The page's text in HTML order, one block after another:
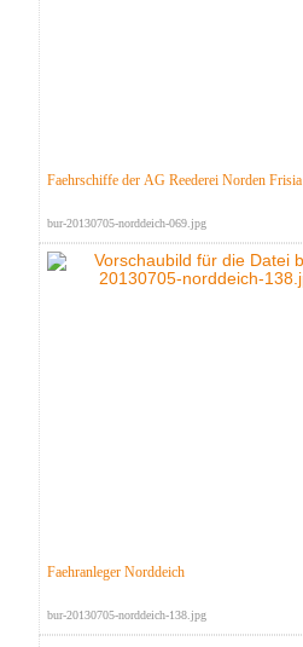
Faehrschiffe der AG Reederei Norden Frisia
bur-20130705-norddeich-069.jpg
Faehranleger Norddeich
bur-20130705-norddeich-138.jpg